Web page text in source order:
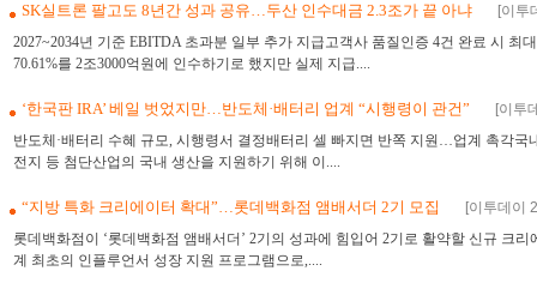
SK실트론 팔고도 8년간 성과 공유…두산 인수대금 2.3조가 끝 아냐
[이투
2027~2034년 기준 EBITDA 초과분 일부 추가 지급고객사 품질인증 4건 완료 시 최
70.61%를 2조3000억원에 인수하기로 했지만 실제 지급....
‘한국판 IRA’ 베일 벗었지만…반도체·배터리 업계 “시행령이 관건”
[이투
반도체·배터리 수혜 규모, 시행령서 결정배터리 셀 빠지면 반쪽 지원…업계 촉각
전지 등 첨단산업의 국내 생산을 지원하기 위해 이....
“지방 특화 크리에이터 확대”…롯데백화점 앰배서더 2기 모집
[이투데이
롯데백화점이 ‘롯데백화점 앰배서더’ 2기의 성과에 힘입어 2기로 활약할 신규 크
계 최초의 인플루언서 성장 지원 프로그램으로,....